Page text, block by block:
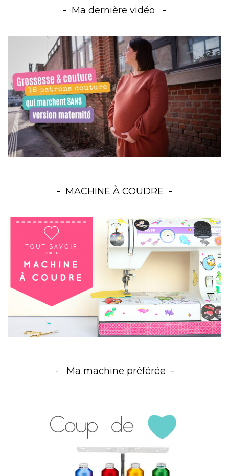
Ma dernière vidéo
MACHINE À COUDRE
Ma machine préférée